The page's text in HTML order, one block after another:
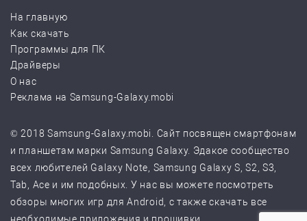
На главную
Как скачать
Программы для ПК
Драйверы
О нас
Реклама на Samsung-Galaxy.mobi
© 2018 Samsung-Galaxy.mobi. Сайт посвящен смартфонам
и планшетам марки Samsung Galaxy. Эдакое сообщество
всех любителей Galaxy Note, Samsung Galaxy S, S2, S3,
Tab, Ace и им подобных. У нас вы можете посмотреть
обзоры многих игр для Android, с также скачать все